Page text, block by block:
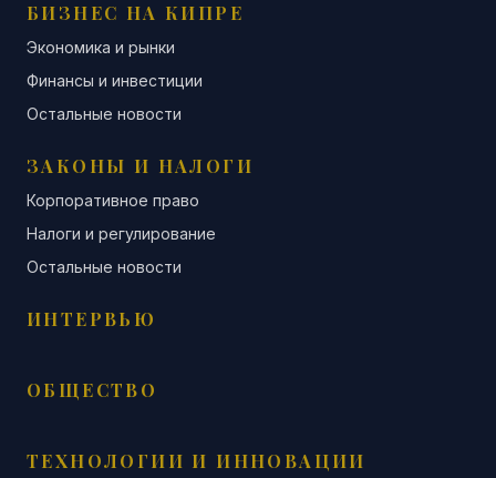
БИЗНЕС НА КИПРЕ
Экономика и рынки
Финансы и инвестиции
Остальные новости
ЗАКОНЫ И НАЛОГИ
Корпоративное право
Налоги и регулирование
Остальные новости
ИНТЕРВЬЮ
ОБЩЕСТВО
ТЕХНОЛОГИИ И ИННОВАЦИИ